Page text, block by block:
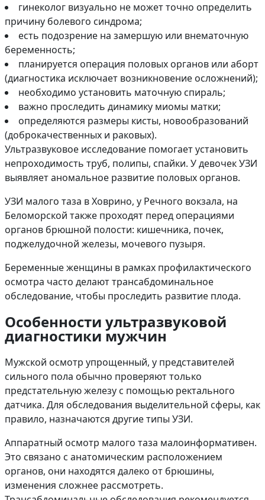
гинеколог визуально не может точно определить
причину болевого синдрома;
есть подозрение на замершую или внематочную
беременность;
планируется операция половых органов или аборт
(диагностика исключает возникновение осложнений);
необходимо установить маточную спираль;
важно проследить динамику миомы матки;
определяются размеры кисты, новообразований
(доброкачественных и раковых).
Ультразвуковое исследование помогает установить
непроходимость труб, полипы, спайки. У девочек УЗИ
выявляет аномальное развитие половых органов.
УЗИ малого таза в Ховрино, у Речного вокзала, на
Беломорской также проходят перед операциями
органов брюшной полости: кишечника, почек,
поджелудочной железы, мочевого пузыря.
Беременные женщины в рамках профилактического
осмотра часто делают трансабдоминальное
обследование, чтобы проследить развитие плода.
Особенности ультразвуковой
диагностики мужчин
Мужской осмотр упрощенный, у представителей
сильного пола обычно проверяют только
предстательную железу с помощью ректального
датчика. Для обследования выделительной сферы, как
правило, назначаются другие типы УЗИ.
Аппаратный осмотр малого таза малоинформативен.
Это связано с анатомическим расположением
органов, они находятся далеко от брюшины,
изменения сложнее рассмотреть.